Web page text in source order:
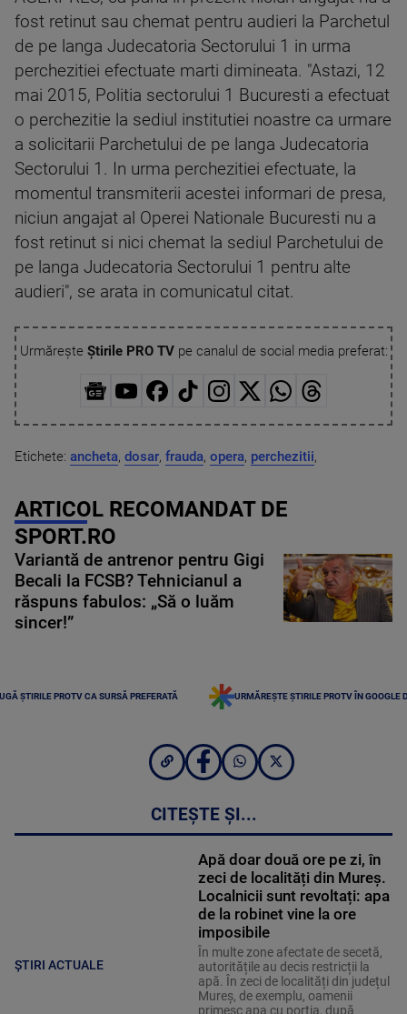
fost retinut sau chemat pentru audieri la Parchetul
de pe langa Judecatoria Sectorului 1 in urma
perchezitiei efectuate marti dimineata. "Astazi, 12
mai 2015, Politia sectorului 1 Bucuresti a efectuat
o perchezitie la sediul institutiei noastre ca urmare
a solicitarii Parchetului de pe langa Judecatoria
Sectorului 1. In urma perchezitiei efectuate, la
momentul transmiterii acestei informari de presa,
niciun angajat al Operei Nationale Bucuresti nu a
fost retinut si nici chemat la sediul Parchetului de
pe langa Judecatoria Sectorului 1 pentru alte
audieri", se arata in comunicatul citat.
Urmărește Știrile PRO TVpe canalul de social media preferat:
Etichete: ancheta, dosar, frauda, opera, perchezitii,
ARTICOL RECOMANDAT DE
SPORT.RO
Variantă de antrenor pentru Gigi
Becali la FCSB? Tehnicianul a
răspuns fabulos: „Să o luăm
sincer!”
ȘTIRILE PROTV CA SURSĂ PREFERATĂ URMĂREȘTE ȘTIRILE PROTV ÎN GOOGLE
CITEȘTE ȘI...
ȘTIRI ACTUALE
Apă doar două ore pe zi, în
zeci de localități din Mureș.
Localnicii sunt revoltați: apa
de la robinet vine la ore
imposibile
În multe zone afectate de secetă,
autoritățile au decis restricții la
apă. În zeci de localități din județul
Mureș, de exemplu, oamenii
primesc apa cu porția, după